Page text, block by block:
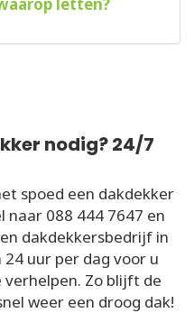
nodig? 24/7
spoed een dakdekker
naar 088 444 7647 en
dakdekkersbedrijf in
uur per dag voor u
Zo blijft de
weer een droog dak!